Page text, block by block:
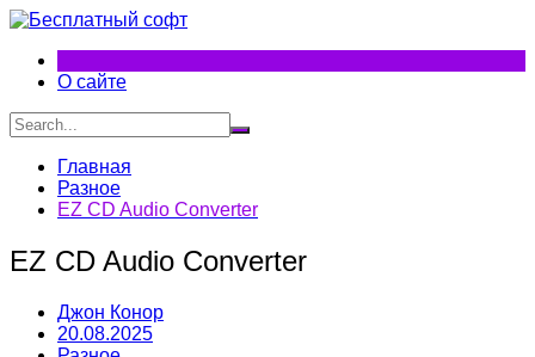
Перейти
содержимому
О сайте
Главная
Разное
EZ CD Audio Converter
EZ CD Audio Converter
Джон Конор
20.08.2025